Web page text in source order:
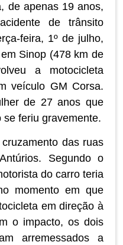
de apenas 19 anos,
de trânsito
feira, 1º de julho,
Sinop (478 km de
a motocicleta
veículo GM Corsa.
de 27 anos que
feriu gravemente.
das ruas
Segundo o
do carro teria
momento em que
em direção à
o impacto, os dois
arremessados a